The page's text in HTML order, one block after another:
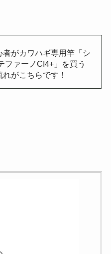
者がカワハギ専用竿「シ
ファーノCI4+」を買う
れがこちらです！